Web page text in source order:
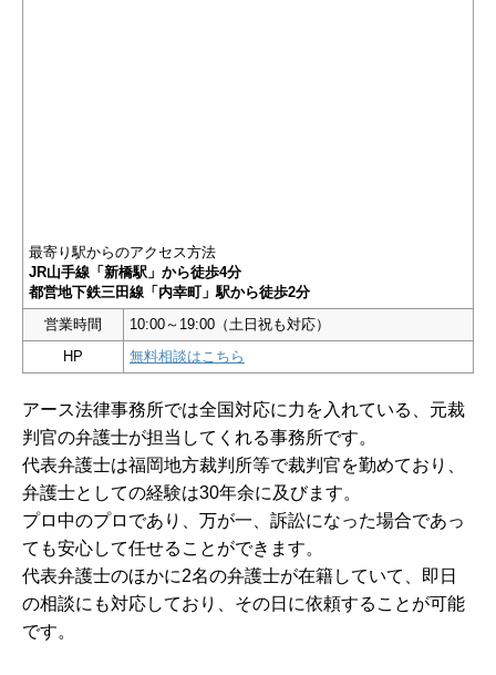
最寄り駅からのアクセス方法
JR山手線「新橋駅」から徒歩4分
都営地下鉄三田線「内幸町」駅から徒歩2分
営業時間
10:00～19:00（土日祝も対応）
HP
無料相談はこちら
アース法律事務所では全国対応に力を入れている、元裁
判官の弁護士が担当してくれる事務所です。
代表弁護士は福岡地方裁判所等で裁判官を勤めており、
弁護士としての経験は30年余に及びます。
プロ中のプロであり、万が一、訴訟になった場合であっ
ても安心して任せることができます。
代表弁護士のほかに2名の弁護士が在籍していて、即日
の相談にも対応しており、その日に依頼することが可能
です。